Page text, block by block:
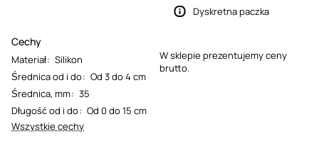
Cechy
Materiał: Silikon
Średnica od i do: Od 3 do 4 cm
Średnica, mm: 35
Długość od i do: Od 0 do 15 cm
Wszystkie cechy
Dyskretna paczka
W sklepie prezentujemy ceny
brutto.